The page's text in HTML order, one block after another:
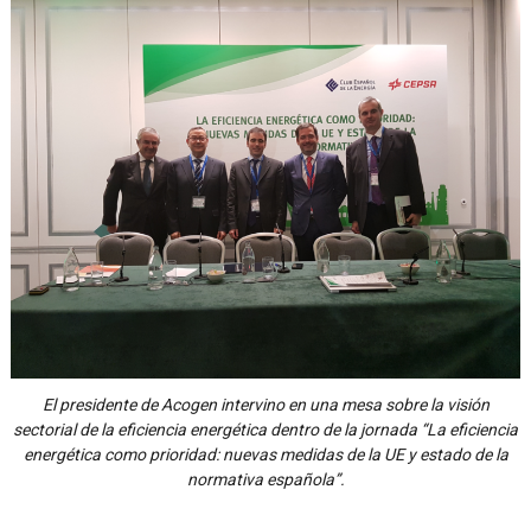
El presidente de Acogen intervino en una mesa sobre la visión
sectorial de la eficiencia energética dentro de la jornada “La eficiencia
energética como prioridad: nuevas medidas de la UE y estado de la
normativa española”.